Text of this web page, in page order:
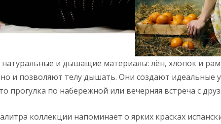
и дышащие материалы: лён, хлопок и
и позволяют телу дышать. Они создают идеальные
прогулка по набережной или вечерняя встреча с
коллекции напоминает о ярких красках